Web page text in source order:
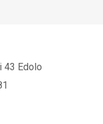
43 Edolo